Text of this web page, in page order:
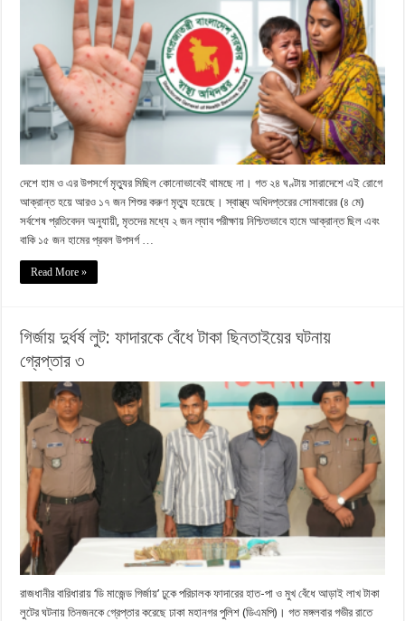
দেশে হাম ও এর উপসর্গে মৃত্যুর মিছিল কোনোভাবেই থামছে না। গত ২৪ ঘণ্টায় সারাদেশে এই রোগে
আক্রান্ত হয়ে আরও ১৭ জন শিশুর করুণ মৃত্যু হয়েছে। স্বাস্থ্য অধিদপ্তরের সোমবারের (৪ মে)
সর্বশেষ প্রতিবেদন অনুযায়ী, মৃতদের মধ্যে ২ জন ল্যাব পরীক্ষায় নিশ্চিতভাবে হামে আক্রান্ত ছিল এবং
বাকি ১৫ জন হামের প্রবল উপসর্গ …
Read More »
গির্জায় দুর্ধর্ষ লুট: ফাদারকে বেঁধে টাকা ছিনতাইয়ের ঘটনায়
গ্রেপ্তার ৩
রাজধানীর বারিধারায় ‘ডি মাজেন্ড গির্জায়’ ঢুকে পরিচালক ফাদারের হাত-পা ও মুখ বেঁধে আড়াই লাখ টাকা
লুটের ঘটনায় তিনজনকে গ্রেপ্তার করেছে ঢাকা মহানগর পুলিশ (ডিএমপি)। গত মঙ্গলবার গভীর রাতে